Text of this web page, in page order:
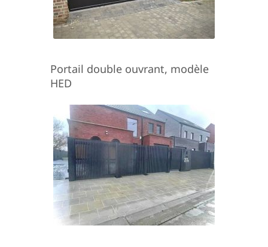
Portail double ouvrant, modèle
HED